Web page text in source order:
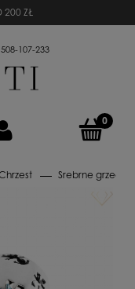
200 ZŁ
508-107-233
Srebrne